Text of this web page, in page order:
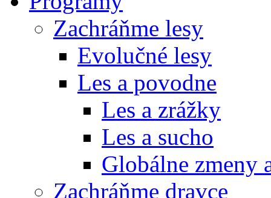
Zachráňme lesy
Evolučné lesy
Les a povodne
Les a zrážky
Les a sucho
Globálne zmeny
Zachráňme dravce